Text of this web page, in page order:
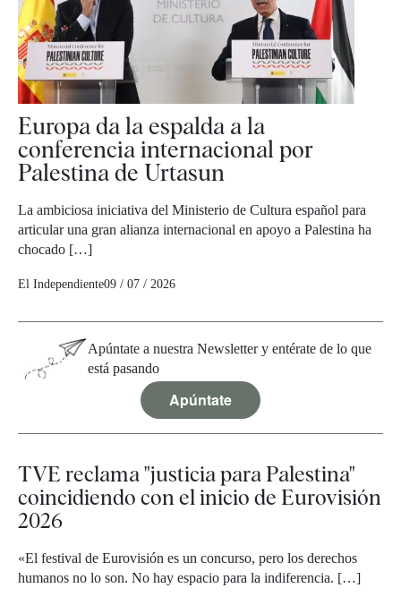
Europa da la espalda a la
conferencia internacional por
Palestina de Urtasun
La ambiciosa iniciativa del Ministerio de Cultura español para
articular una gran alianza internacional en apoyo a Palestina ha
chocado […]
El Independiente09 / 07 / 2026
Apúntate a nuestra Newsletter y entérate de lo que
está pasando
Apúntate
TVE reclama "justicia para Palestina"
coincidiendo con el inicio de Eurovisión
2026
«El festival de Eurovisión es un concurso, pero los derechos
humanos no lo son. No hay espacio para la indiferencia. […]